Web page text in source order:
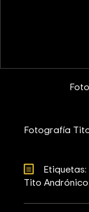
Fotografía
Etiquetas:
Tito Andrónico